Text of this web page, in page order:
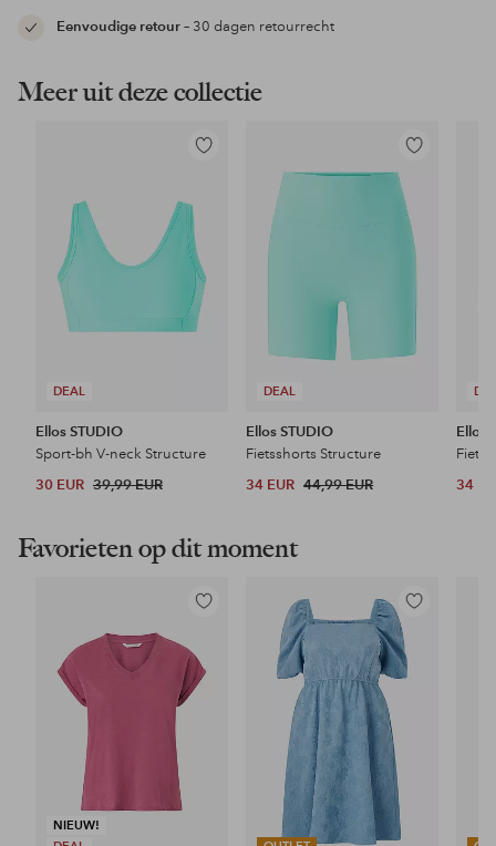
Eenvoudige retour– 30 dagen retourrecht
Meer uit deze collectie
DEAL
Toevoegen
Ellos STUDIO
Sport-bh V-neck Structure
30 EUR 39,99 EUR
DEAL
Toevoegen
aan
favorieten
Ellos STUDIO
Fietsshorts Structure
34 EUR 44,99 EUR
Ellos
34
Favorieten op dit moment
NIEUW!
Toevoegen
favorieten
Toevoegen
aan
favorieten